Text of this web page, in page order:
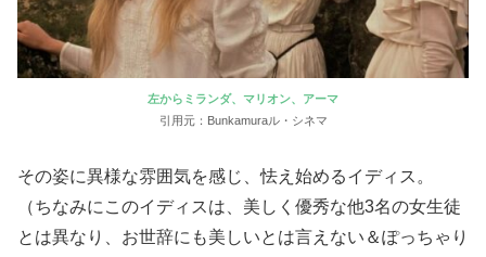
左からミランダ、マリオン、アーマ
引用元：Bunkamuraル・シネマ
その姿に異様な雰囲気を感じ、怯え始めるイディス。
（ちなみにこのイディスは、美しく優秀な他3名の女生徒
とは異なり、お世辞にも美しいとは言えない＆ぽっちゃり